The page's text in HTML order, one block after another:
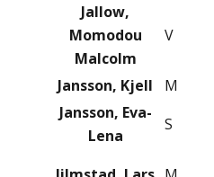
Jallow,
Momodou
Malcolm
V
Jansson, Kjell M
Jansson, Eva-
Lena
S